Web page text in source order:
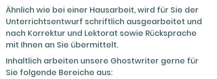
Ähnlich wie bei einer Hausarbeit, wird für Sie der
Unterrichtsentwurf schriftlich ausgearbeitet und
nach Korrektur und Lektorat sowie Rücksprache
mit Ihnen an Sie übermittelt.
Inhaltlich arbeiten unsere Ghostwriter gerne für
Sie folgende Bereiche aus: